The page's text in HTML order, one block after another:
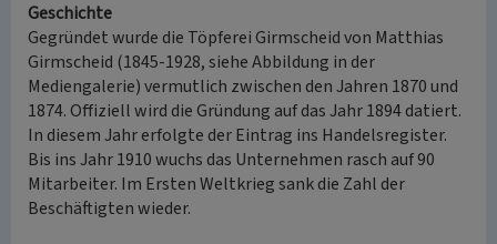
Geschichte
Gegründet wurde die Töpferei Girmscheid von Matthias
Girmscheid (1845-1928, siehe Abbildung in der
Mediengalerie) vermutlich zwischen den Jahren 1870 und
1874. Offiziell wird die Gründung auf das Jahr 1894 datiert.
In diesem Jahr erfolgte der Eintrag ins Handelsregister.
Bis ins Jahr 1910 wuchs das Unternehmen rasch auf 90
Mitarbeiter. Im Ersten Weltkrieg sank die Zahl der
Beschäftigten wieder.